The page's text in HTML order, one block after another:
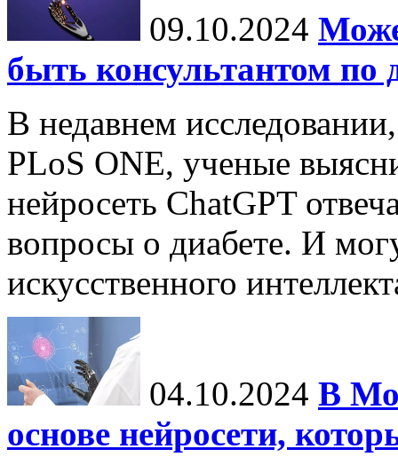
09.10.2024
быть консультантом по
В недавнем
PLoS ONE, ученые
нейросеть ChatGPT
вопросы о диабете. И
искусственного
04.10.2024 В
основе нейросети,